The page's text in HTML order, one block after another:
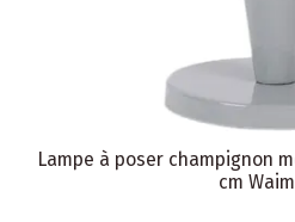
Lampe à poser champignon
cm